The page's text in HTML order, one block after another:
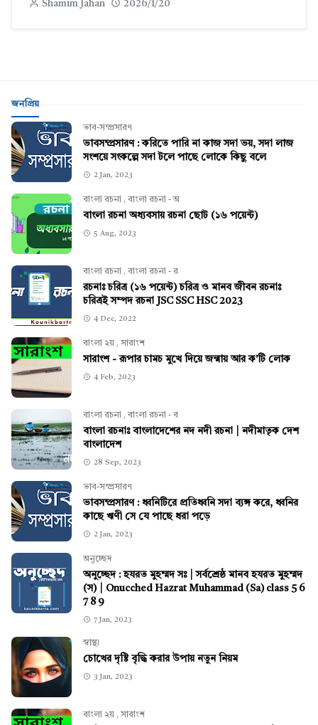
Shamim Jahan 2026/1/20
জনপ্রিয়
ভাব-সম্প্রসারণ
ভাবসম্প্রসারণ : করিতে পারি না কাজ সদা ভয়, সদা লাজ
সংশয়ে সংকল্পে সদা টলে পাছে লোকে কিছু বলে
2 Jan, 2023
বাংলা রচনা , বাংলা রচনা - অ
বাংলা রচনা অধ্যবসায় রচনা ছোট (১৬ পয়েন্ট)
5 Aug, 2023
বাংলা রচনা , বাংলা রচনা - র
রচনাঃ চরিত্র (১৬ পয়েন্ট) চরিত্র ও মানব জীবন রচনাঃ
চরিত্রই সম্পদ রচনা JSC SSC HSC 2023
4 Dec, 2022
বাংলা ২য় , সারাংশ
সারাংশ - রূপার চামচ মুখে দিয়ে জন্মায় আর ক'টি লোক
4 Feb, 2023
বাংলা রচনা , বাংলা রচনা - ব
বাংলা রচনাঃ বাংলাদেশের নদ নদী রচনা | নদীমাতৃক দেশ
বাংলাদেশ
28 Sep, 2023
ভাব-সম্প্রসারণ
ভাবসম্প্রসারণ : ধ্বনিটিরে প্রতিধ্বনি সদা ব্যঙ্গ করে, ধ্বনির
কাছে ঋণী সে যে পাছে ধরা পড়ে
2 Jan, 2023
অনুচ্ছেদ
অনুচ্ছেদ : হযরত মুহম্মদ সঃ | সর্বশ্রেষ্ঠ মানব হযরত মুহম্মদ
(স) | Onucched Hazrat Muhammad (Sa) class 5 6
7 8 9
7 Jan, 2023
স্বাস্থ্য
চোখের দৃষ্টি বৃদ্ধি করার উপায় নতুন নিয়ম
3 Jan, 2023
বাংলা ২য় , সারাংশ